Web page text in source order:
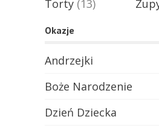
Torty (13)
Okazje
Andrzejki
Boże Narodzenie
Dzień Dziecka